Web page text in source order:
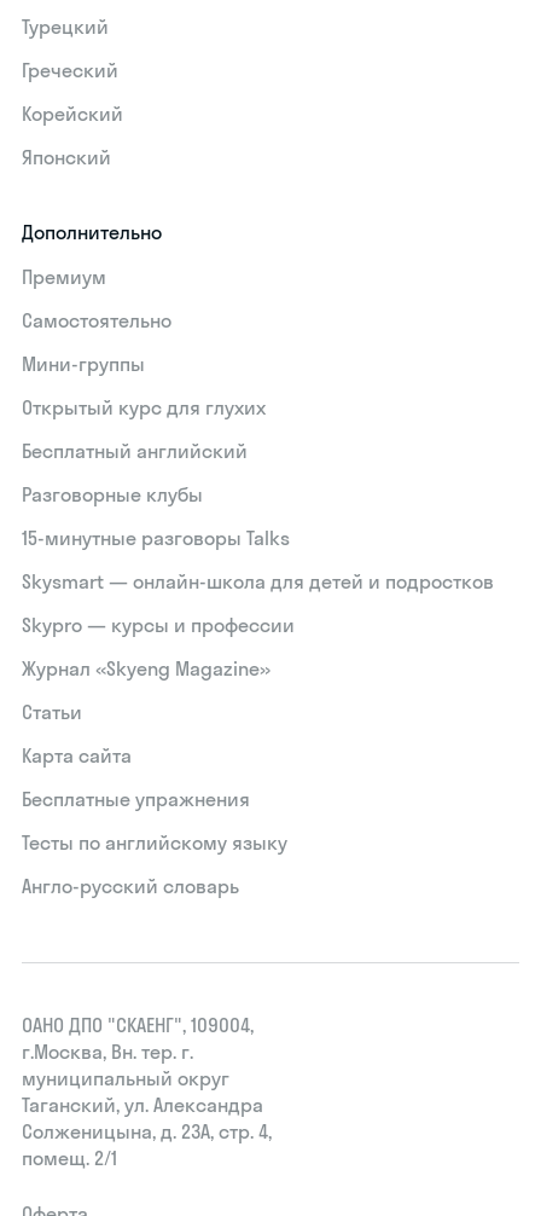
Турецкий
Греческий
Корейский
Японский
Дополнительно
Премиум
Самостоятельно
Мини-группы
Открытый курс для глухих
Бесплатный английский
Разговорные клубы
15‑минутные разговоры Talks
Skysmart — онлайн-школа для детей и подростков
Skypro — курсы и профессии
Журнал «Skyeng Magazine»
Статьи
Карта сайта
Бесплатные упражнения
Тесты по английскому языку
Англо-русский словарь
ОАНО ДПО "СКАЕНГ", 109004,
г.Москва, Вн. тер. г.
муниципальный округ
Таганский, ул. Александра
Солженицына, д. 23А, стр. 4,
помещ. 2/1